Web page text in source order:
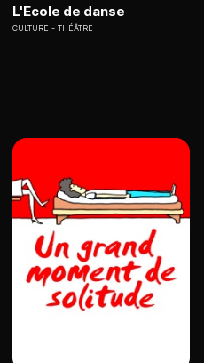
L'Ecole de danse
CULTURE THÉÂTRE